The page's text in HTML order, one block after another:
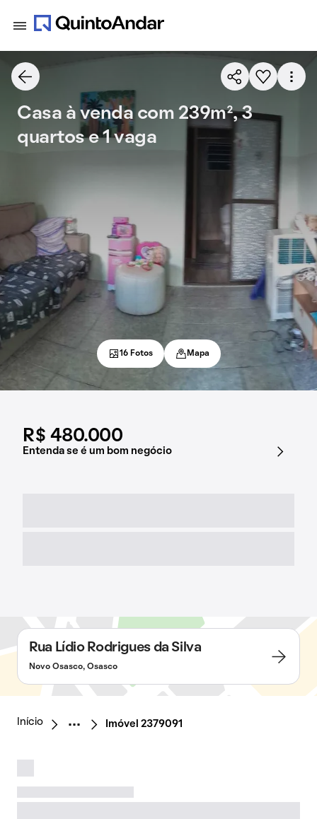
R$ 480.000
Entenda se é um bom negócio
Casa à venda com 239m², 3
quartos e 1 vaga
16 Fotos Mapa
Rua Lídio Rodrigues da Silva
Novo Osasco, Osasco
Início Imóvel 2379091